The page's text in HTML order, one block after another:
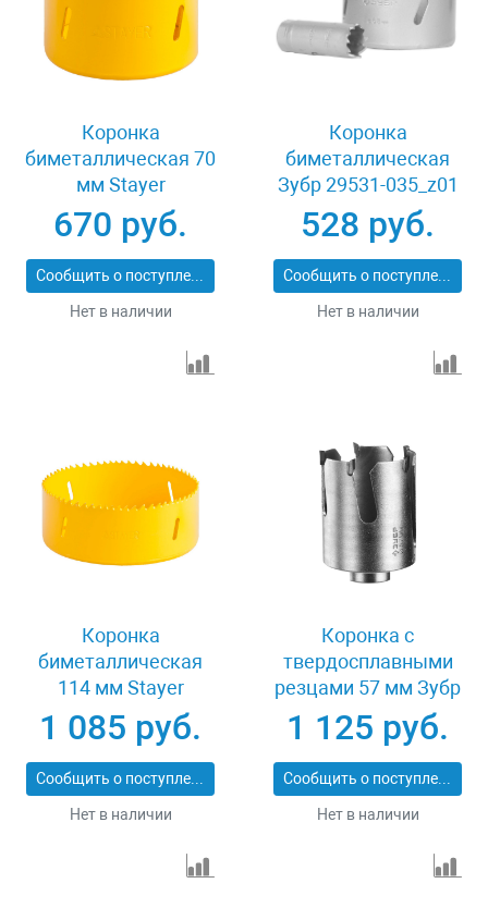
Коронка
биметаллическая 70
мм Stayer
PROFESSIONAL
29547-070
670 руб.
Сообщить о поступлении
Нет в наличии
Коронка
биметаллическая
Зубр 29531-035_z01
528 руб.
Сообщить о поступлении
Нет в наличии
Коронка
биметаллическая
114 мм Stayer
PROFESSIONAL
29547-114
1 085 руб.
Сообщить о поступлении
Нет в наличии
Коронка с
твердосплавными
резцами 57 мм Зубр
ПРОФИ 29514-57
1 125 руб.
Сообщить о поступлении
Нет в наличии